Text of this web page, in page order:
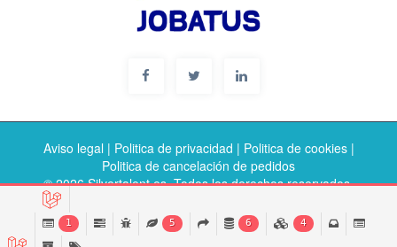
Aviso legal| Politica de privacidad | Politica de cookies|
Politica de cancelación de pedidos
© 2026 Silvertalent.es. Todos los derechos reservados.
1 5 6 4